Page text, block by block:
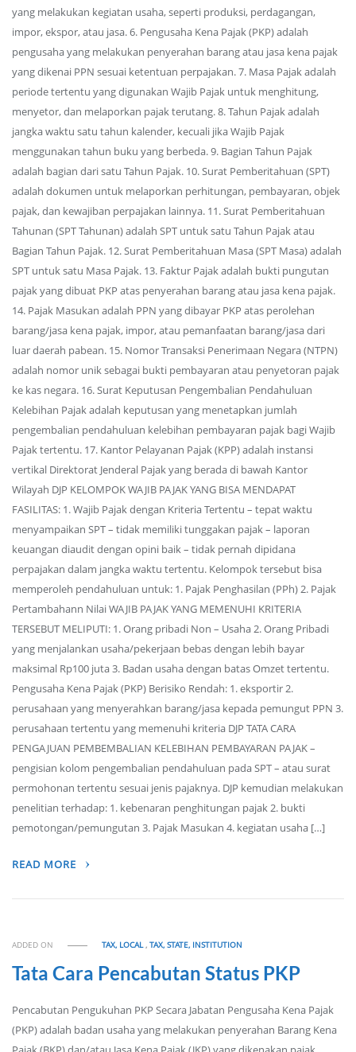
yang melakukan kegiatan usaha, seperti produksi, perdagangan,
impor, ekspor, atau jasa. 6. Pengusaha Kena Pajak (PKP) adalah
pengusaha yang melakukan penyerahan barang atau jasa kena pajak
yang dikenai PPN sesuai ketentuan perpajakan. 7. Masa Pajak adalah
periode tertentu yang digunakan Wajib Pajak untuk menghitung,
menyetor, dan melaporkan pajak terutang. 8. Tahun Pajak adalah
jangka waktu satu tahun kalender, kecuali jika Wajib Pajak
menggunakan tahun buku yang berbeda. 9. Bagian Tahun Pajak
adalah bagian dari satu Tahun Pajak. 10. Surat Pemberitahuan (SPT)
adalah dokumen untuk melaporkan perhitungan, pembayaran, objek
pajak, dan kewajiban perpajakan lainnya. 11. Surat Pemberitahuan
Tahunan (SPT Tahunan) adalah SPT untuk satu Tahun Pajak atau
Bagian Tahun Pajak. 12. Surat Pemberitahuan Masa (SPT Masa) adalah
SPT untuk satu Masa Pajak. 13. Faktur Pajak adalah bukti pungutan
pajak yang dibuat PKP atas penyerahan barang atau jasa kena pajak.
14. Pajak Masukan adalah PPN yang dibayar PKP atas perolehan
barang/jasa kena pajak, impor, atau pemanfaatan barang/jasa dari
luar daerah pabean. 15. Nomor Transaksi Penerimaan Negara (NTPN)
adalah nomor unik sebagai bukti pembayaran atau penyetoran pajak
ke kas negara. 16. Surat Keputusan Pengembalian Pendahuluan
Kelebihan Pajak adalah keputusan yang menetapkan jumlah
pengembalian pendahuluan kelebihan pembayaran pajak bagi Wajib
Pajak tertentu. 17. Kantor Pelayanan Pajak (KPP) adalah instansi
vertikal Direktorat Jenderal Pajak yang berada di bawah Kantor
Wilayah DJP KELOMPOK WAJIB PAJAK YANG BISA MENDAPAT
FASILITAS: 1. Wajib Pajak dengan Kriteria Tertentu – tepat waktu
menyampaikan SPT – tidak memiliki tunggakan pajak – laporan
keuangan diaudit dengan opini baik – tidak pernah dipidana
perpajakan dalam jangka waktu tertentu. Kelompok tersebut bisa
memperoleh pendahuluan untuk: 1. Pajak Penghasilan (PPh) 2. Pajak
Pertambahann Nilai WAJIB PAJAK YANG MEMENUHI KRITERIA
TERSEBUT MELIPUTI: 1. Orang pribadi Non – Usaha 2. Orang Pribadi
yang menjalankan usaha/pekerjaan bebas dengan lebih bayar
maksimal Rp100 juta 3. Badan usaha dengan batas Omzet tertentu.
Pengusaha Kena Pajak (PKP) Berisiko Rendah: 1. eksportir 2.
perusahaan yang menyerahkan barang/jasa kepada pemungut PPN 3.
perusahaan tertentu yang memenuhi kriteria DJP TATA CARA
PENGAJUAN PEMBEMBALIAN KELEBIHAN PEMBAYARAN PAJAK –
pengisian kolom pengembalian pendahuluan pada SPT – atau surat
permohonan tertentu sesuai jenis pajaknya. DJP kemudian melakukan
penelitian terhadap: 1. kebenaran penghitungan pajak 2. bukti
pemotongan/pemungutan 3. Pajak Masukan 4. kegiatan usaha […]
READ MORE
ADDED ON TAX, LOCAL,TAX, STATE, INSTITUTION
Tata Cara Pencabutan Status PKP
Pencabutan Pengukuhan PKP Secara Jabatan Pengusaha Kena Pajak
(PKP) adalah badan usaha yang melakukan penyerahan Barang Kena